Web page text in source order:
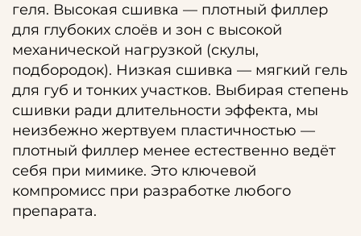
геля. Высокая сшивка — плотный филлер
для глубоких слоёв и зон с высокой
механической нагрузкой (скулы,
подбородок). Низкая сшивка — мягкий гель
для губ и тонких участков. Выбирая степень
сшивки ради длительности эффекта, мы
неизбежно жертвуем пластичностью —
плотный филлер менее естественно ведёт
себя при мимике. Это ключевой
компромисс при разработке любого
препарата.